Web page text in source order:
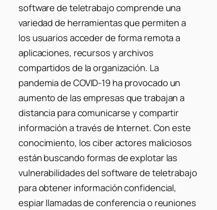
software de teletrabajo comprende una
variedad de herramientas que permiten a
los usuarios acceder de forma remota a
aplicaciones, recursos y archivos
compartidos de la organización. La
pandemia de COVID-19 ha provocado un
aumento de las empresas que trabajan a
distancia para comunicarse y compartir
información a través de Internet. Con este
conocimiento, los ciber actores maliciosos
están buscando formas de explotar las
vulnerabilidades del software de teletrabajo
para obtener información confidencial,
espiar llamadas de conferencia o reuniones